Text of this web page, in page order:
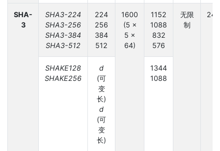
SHA-
3
SHA3-224
SHA3-256
SHA3-384
SHA3-512
224
256
384
512
1600
(5 ×
5 ×
64)
1152
1088
832
576
无限
制
24
SHAKE128
SHAKE256
d
(可
变
长)
d
(可
变
长)
1344
1088